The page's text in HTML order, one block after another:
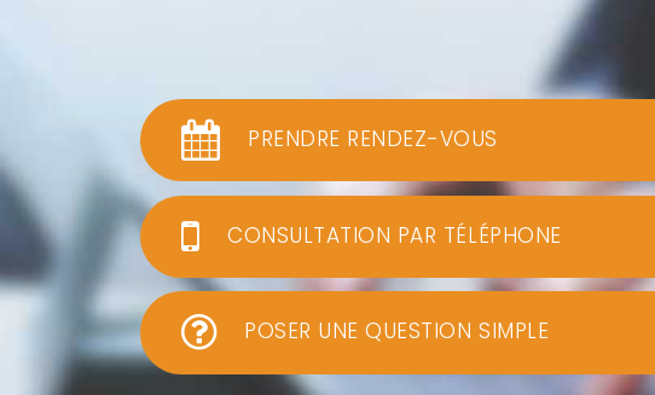
PRENDRE RENDEZ-VOUS
CONSULTATION PAR TÉLÉPHONE
POSER UNE QUESTION SIMPLE